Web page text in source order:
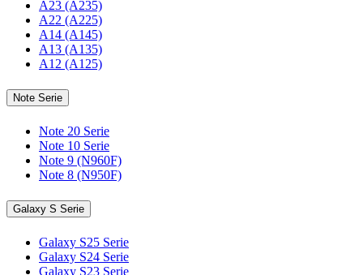
A23 (A235)
A22 (A225)
A14 (A145)
A13 (A135)
A12 (A125)
Note Serie
Note 20 Serie
Note 10 Serie
Note 9 (N960F)
Note 8 (N950F)
Galaxy S Serie
Galaxy S25 Serie
Galaxy S24 Serie
Galaxy S23 Serie